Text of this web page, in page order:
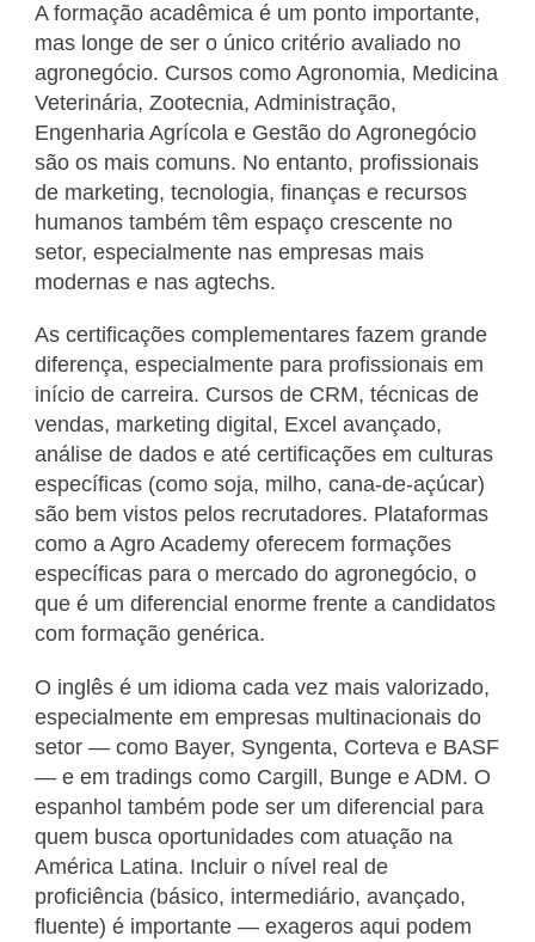
A formação acadêmica é um ponto importante,
mas longe de ser o único critério avaliado no
agronegócio. Cursos como Agronomia, Medicina
Veterinária, Zootecnia, Administração,
Engenharia Agrícola e Gestão do Agronegócio
são os mais comuns. No entanto, profissionais
de marketing, tecnologia, finanças e recursos
humanos também têm espaço crescente no
setor, especialmente nas empresas mais
modernas e nas agtechs.
As certificações complementares fazem grande
diferença, especialmente para profissionais em
início de carreira. Cursos de CRM, técnicas de
vendas, marketing digital, Excel avançado,
análise de dados e até certificações em culturas
específicas (como soja, milho, cana-de-açúcar)
são bem vistos pelos recrutadores. Plataformas
como a Agro Academy oferecem formações
específicas para o mercado do agronegócio, o
que é um diferencial enorme frente a candidatos
com formação genérica.
O inglês é um idioma cada vez mais valorizado,
especialmente em empresas multinacionais do
setor — como Bayer, Syngenta, Corteva e BASF
— e em tradings como Cargill, Bunge e ADM. O
espanhol também pode ser um diferencial para
quem busca oportunidades com atuação na
América Latina. Incluir o nível real de
proficiência (básico, intermediário, avançado,
fluente) é importante — exageros aqui podem